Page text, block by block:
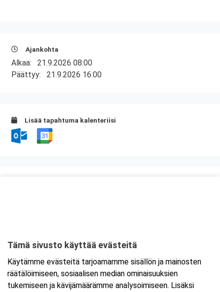
Ajankohta
Alkaa: 21.9.2026 08:00
Päättyy: 21.9.2026 16:00
Lisää tapahtuma kalenteriisi
Tarkempi kartta ja ajo-ohjeet
Tämä sivusto käyttää evästeitä
Käytämme evästeitä tarjoamamme sisällön ja mainosten
räätälöimiseen, sosiaalisen median ominaisuuksien
tukemiseen ja kävijämäärämme analysoimiseen. Lisäksi